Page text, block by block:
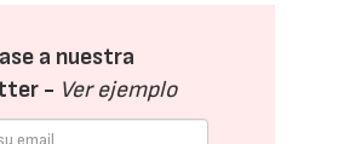
a nuestra
- Ver ejemplo